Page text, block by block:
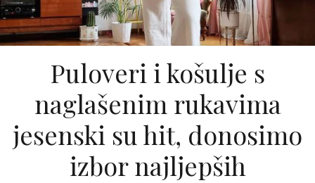
Puloveri i košulje s
naglašenim rukavima
jesenski su hit, donosimo
izbor najljepših